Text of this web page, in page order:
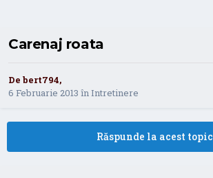
Carenaj roata
De bert794,
6 Februarie 2013 înIntretinere
Răspunde la acest topic